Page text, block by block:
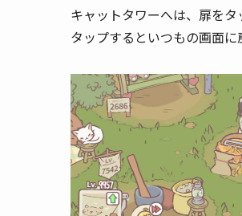
キャットタワーへは、扉を
タップするといつもの画面に